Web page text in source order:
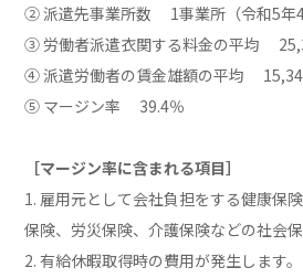
② 派遣先事業所数 1事業所（令和5年4
③ 労働者派遣衣関する料金の平均
④ 派遣労働者の賃金雄額の平均
⑤ マージン率 39.4％
［マージン率に含まれる項目］
1. 雇用元として会社負担をする健康保
保険、労災保険、介護保険などの社会保
2. 有給休暇取得時の費用が発生します。